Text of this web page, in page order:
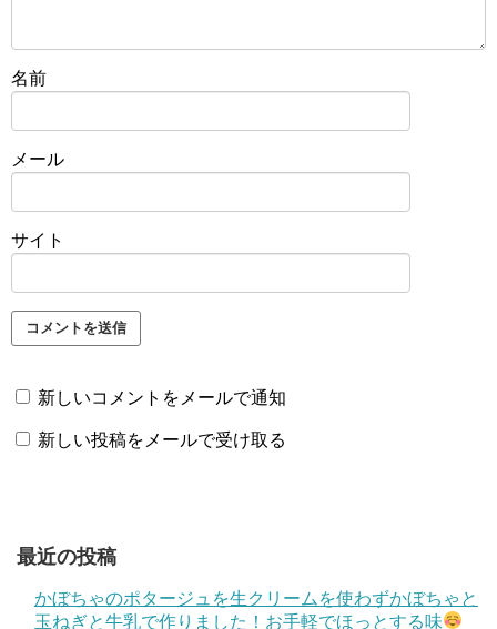
名前
メール
サイト
新しいコメントをメールで通知
新しい投稿をメールで受け取る
最近の投稿
かぼちゃのポタージュを生クリームを使わずかぼちゃと
玉ねぎと牛乳で作りました！お手軽でほっとする味